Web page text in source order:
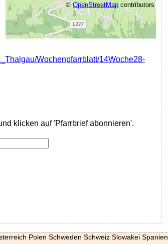
©OpenStreetMap contributors
Wochenpfarrblatt/14Woche28-
klicken auf 'Pfarrbrief abonnieren'.
Polen Schweden Schweiz Slowakei Spanien